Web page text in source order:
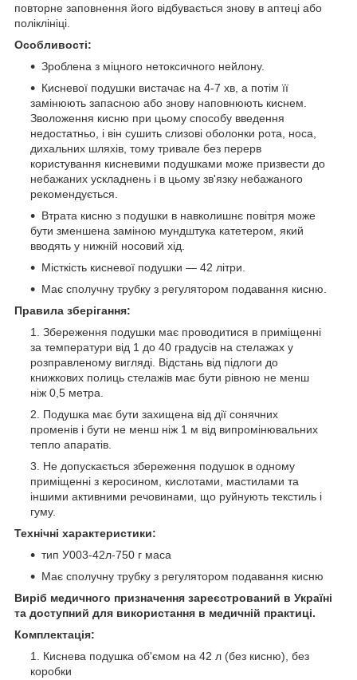
повторне заповнення його відбувається знову в аптеці або
поліклініці.
Особливості:
Зроблена з міцного нетоксичного нейлону.
Кисневої подушки вистачає на 4-7 хв, а потім її
замінюють запасною або знову наповнюють киснем.
Зволоження кисню при цьому способу введення
недостатньо, і він сушить слизові оболонки рота, носа,
дихальних шляхів, тому тривале без перерв
користування кисневими подушками може призвести до
небажаних ускладнень і в цьому зв'язку небажаного
рекомендується.
Втрата кисню з подушки в навколишнє повітря може
бути зменшена заміною мундштука катетером, який
вводять у нижній носовий хід.
Місткість кисневої подушки — 42 літри.
Має сполучну трубку з регулятором подавання кисню.
Правила зберігання:
Збереження подушки має проводитися в приміщенні
за температури від 1 до 40 градусів на стелажах у
розправленому вигляді. Відстань від підлоги до
книжкових полиць стелажів має бути рівною не менш
ніж 0,5 метра.
Подушка має бути захищена від дії сонячних
променів і бути не менш ніж 1 м від випромінювальних
тепло апаратів.
Не допускається збереження подушок в одному
приміщенні з керосином, кислотами, мастилами та
іншими активними речовинами, що руйнують текстиль і
гуму.
Технічні характеристики:
тип У003-42л-750 г маса
Має сполучну трубку з регулятором подавання кисню
Виріб медичного призначення зареєстрований в Україні
та доступний для використання в медичній практиці.
Комплектація:
Киснева подушка об'ємом на 42 л (без кисню), без
коробки